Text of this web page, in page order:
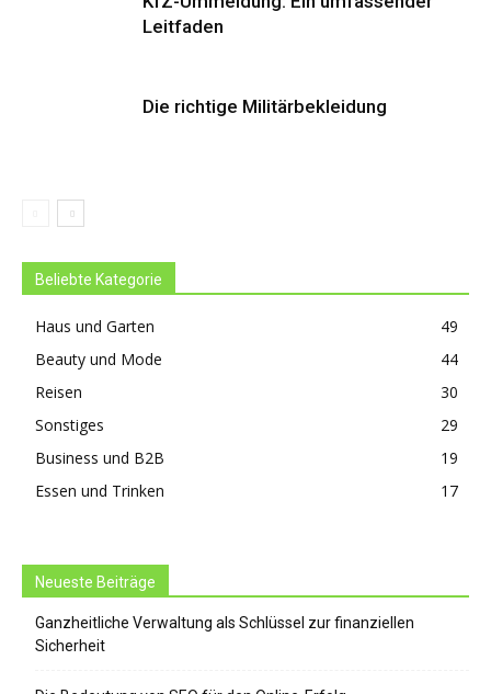
Leitfaden
Die richtige Militärbekleidung
Beliebte Kategorie
Haus und Garten
49
Beauty und Mode
44
Reisen
30
Sonstiges
29
Business und B2B
19
Essen und Trinken
17
Neueste Beiträge
Ganzheitliche Verwaltung als Schlüssel zur finanziellen
Sicherheit